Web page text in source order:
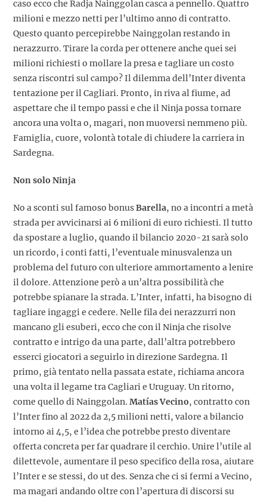
caso ecco che Radja Nainggolan casca a pennello. Quattro
milioni e mezzo netti per l’ultimo anno di contratto.
Questo quanto percepirebbe Nainggolan restando in
nerazzurro. Tirare la corda per ottenere anche quei sei
milioni richiesti o mollare la presa e tagliare un costo
senza riscontri sul campo? Il dilemma dell’Inter diventa
tentazione per il Cagliari. Pronto, in riva al fiume, ad
aspettare che il tempo passi e che il Ninja possa tornare
ancora una volta o, magari, non muoversi nemmeno più.
Famiglia, cuore, volontà totale di chiudere la carriera in
Sardegna.
Non solo Ninja
No a sconti sul famoso bonusBarella, no a incontri a metà
strada per avvicinarsi ai 6 milioni di euro richiesti. Il tutto
da spostare a luglio, quando il bilancio 2020-21 sarà solo
un ricordo, i conti fatti, l’eventuale minusvalenza un
problema del futuro con ulteriore ammortamento a lenire
il dolore. Attenzione però a un’altra possibilità che
potrebbe spianare la strada. L’Inter, infatti, ha bisogno di
tagliare ingaggi e cedere. Nelle fila dei nerazzurri non
mancano gli esuberi, ecco che con il Ninja che risolve
contratto e intrigo da una parte, dall’altra potrebbero
esserci giocatori a seguirlo in direzione Sardegna. Il
primo, già tentato nella passata estate, richiama ancora
una volta il legame tra Cagliari e Uruguay. Un ritorno,
come quello di Nainggolan. Matías Vecino, contratto con
l’Inter fino al 2022 da 2,5 milioni netti, valore a bilancio
intorno ai 4,5, e l’idea che potrebbe presto diventare
offerta concreta per far quadrare il cerchio. Unire l’utile al
dilettevole, aumentare il peso specifico della rosa, aiutare
l’Inter e se stessi, do ut des. Senza che ci si fermi a Vecino,
ma magari andando oltre con l’apertura di discorsi su